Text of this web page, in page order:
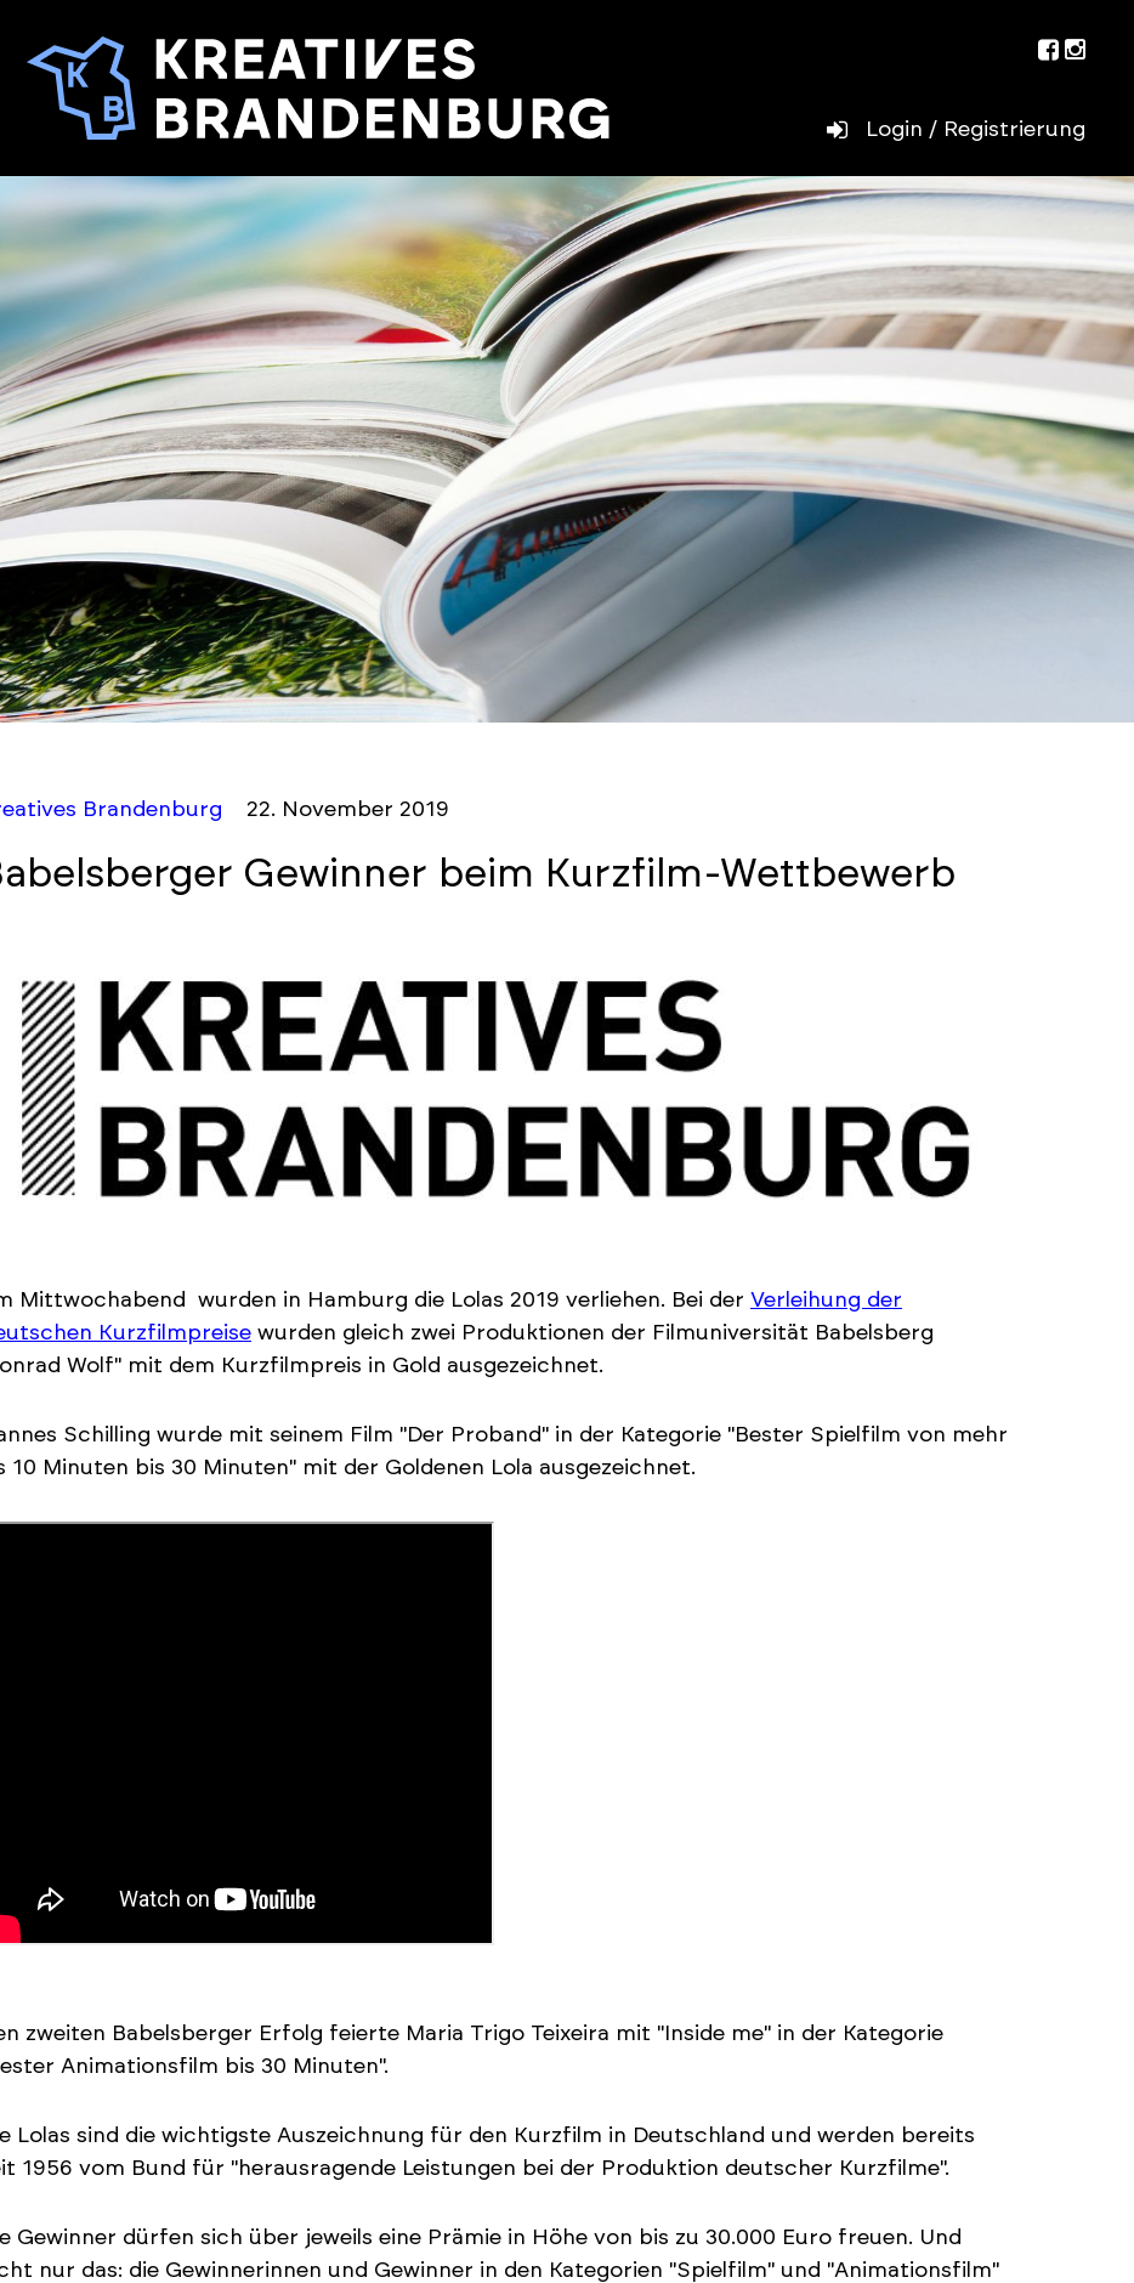
Login / Registrierung
Brandenburg 22. November 2019
Gewinner beim Kurzfilm-Wettbewerb
Mittwochabend wurden in Hamburg die Lolas 2019 verliehen. Bei der Verleihung der
Kurzfilmpreise wurden gleich zwei Produktionen der Filmuniversität Babelsberg
Wolf" mit dem Kurzfilmpreis in Gold ausgezeichnet.
Schilling wurde mit seinem Film "Der Proband" in der Kategorie "Bester Spielfilm von mehr
10 Minuten bis 30 Minuten" mit der Goldenen Lola ausgezeichnet.
zweiten Babelsberger Erfolg feierte Maria Trigo Teixeira mit "Inside me" in der Kategorie
Animationsfilm bis 30 Minuten".
Lolas sind die wichtigste Auszeichnung für den Kurzfilm in Deutschland und werden bereits
1956 vom Bund für "herausragende Leistungen bei der Produktion deutscher Kurzfilme".
Gewinner dürfen sich über jeweils eine Prämie in Höhe von bis zu 30.000 Euro freuen. Und
nur das: die Gewinnerinnen und Gewinner in den Kategorien "Spielfilm" und "Animationsfilm"